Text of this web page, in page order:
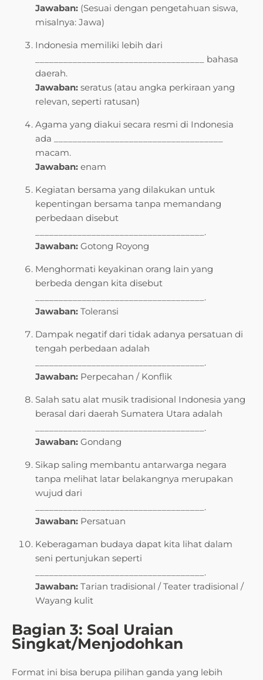
Jawaban: (Sesuai dengan pengetahuan siswa,
misalnya: Jawa)
Indonesia memiliki lebih dari
____________________________________ bahasa
daerah.
Jawaban: seratus (atau angka perkiraan yang
relevan, seperti ratusan)
Agama yang diakui secara resmi di Indonesia
ada ____________________________________
macam.
Jawaban: enam
Kegiatan bersama yang dilakukan untuk
kepentingan bersama tanpa memandang
perbedaan disebut
____________________________________.
Jawaban: Gotong Royong
Menghormati keyakinan orang lain yang
berbeda dengan kita disebut
____________________________________.
Jawaban: Toleransi
Dampak negatif dari tidak adanya persatuan di
tengah perbedaan adalah
____________________________________.
Jawaban: Perpecahan / Konflik
Salah satu alat musik tradisional Indonesia yang
berasal dari daerah Sumatera Utara adalah
____________________________________.
Jawaban: Gondang
Sikap saling membantu antarwarga negara
tanpa melihat latar belakangnya merupakan
wujud dari
____________________________________.
Jawaban: Persatuan
Keberagaman budaya dapat kita lihat dalam
seni pertunjukan seperti
____________________________________.
Jawaban: Tarian tradisional / Teater tradisional /
Wayang kulit
Bagian 3: Soal Uraian
Singkat/Menjodohkan
Format ini bisa berupa pilihan ganda yang lebih